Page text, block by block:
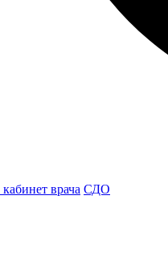
врача СДО